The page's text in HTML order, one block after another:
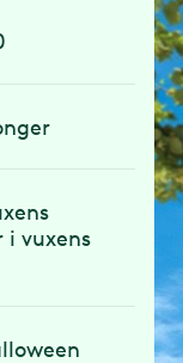
i vuxens